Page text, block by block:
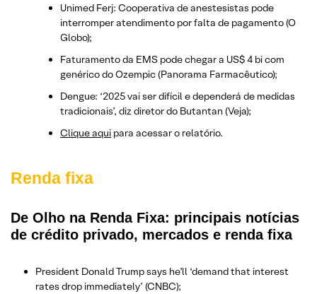
Unimed Ferj: Cooperativa de anestesistas pode
interromper atendimento por falta de pagamento (O
Globo);
Faturamento da EMS pode chegar a US$ 4 bi com
genérico do Ozempic (Panorama Farmacêutico);
Dengue: ‘2025 vai ser difícil e dependerá de medidas
tradicionais’, diz diretor do Butantan (Veja);
Clique aqui para acessar o relatório.
Renda fixa
De Olho na Renda Fixa: principais notícias
de crédito privado, mercados e renda fixa
President Donald Trump says he’ll ‘demand that interest
rates drop immediately’ (CNBC);